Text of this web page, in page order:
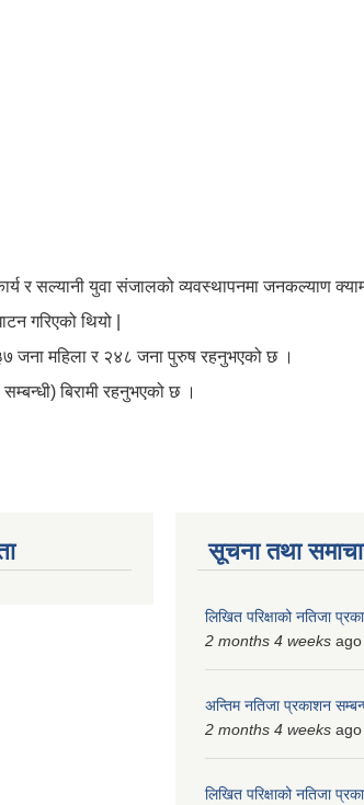
र सल्यानी युवा संजालको व्यवस्थापनमा जनकल्याण
गरिएको थियो |
जना महिला र २४८ जना पुरुष रहनुभएको छ ।
बिरामी रहनुभएको छ ।
सूचना तथा
लिखित परिक्षाको नतिजा
2 months 4 weeks ago
अन्तिम नतिजा प्रकाशन
2 months 4 weeks ago
लिखित परिक्षाको नतिजा